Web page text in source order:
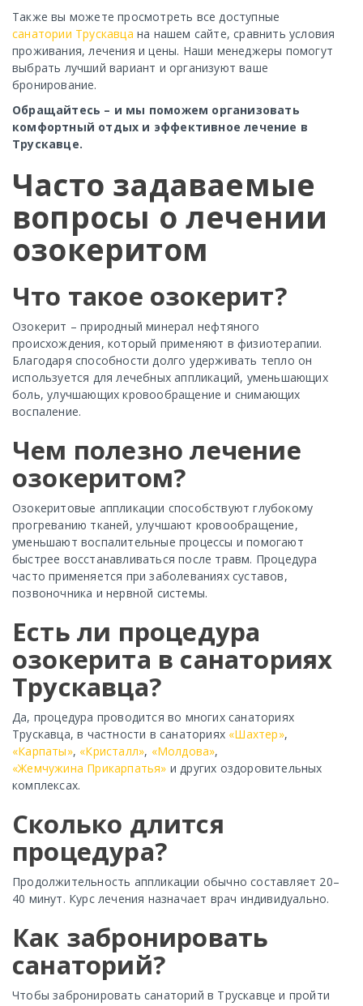
Также вы можете просмотреть все доступные
санатории Трускавца на нашем сайте, сравнить условия
проживания, лечения и цены. Наши менеджеры помогут
выбрать лучший вариант и организуют ваше
бронирование.
Обращайтесь – и мы поможем организовать
комфортный отдых и эффективное лечение в
Трускавце.
Часто задаваемые
вопросы о лечении
озокеритом
Что такое озокерит?
Озокерит – природный минерал нефтяного
происхождения, который применяют в физиотерапии.
Благодаря способности долго удерживать тепло он
используется для лечебных аппликаций, уменьшающих
боль, улучшающих кровообращение и снимающих
воспаление.
Чем полезно лечение
озокеритом?
Озокеритовые аппликации способствуют глубокому
прогреванию тканей, улучшают кровообращение,
уменьшают воспалительные процессы и помогают
быстрее восстанавливаться после травм. Процедура
часто применяется при заболеваниях суставов,
позвоночника и нервной системы.
Есть ли процедура
озокерита в санаториях
Трускавца?
Да, процедура проводится во многих санаториях
Трускавца, в частности в санаториях «Шахтер»,
«Карпаты», «Кристалл», «Молдова»,
«Жемчужина Прикарпатья» и других оздоровительных
комплексах.
Сколько длится
процедура?
Продолжительность аппликации обычно составляет 20–
40 минут. Курс лечения назначает врач индивидуально.
Как забронировать
санаторий?
Чтобы забронировать санаторий в Трускавце и пройти